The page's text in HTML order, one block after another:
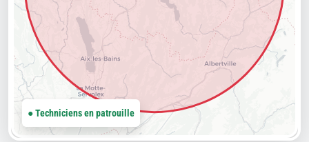
● Techniciens en patrouille